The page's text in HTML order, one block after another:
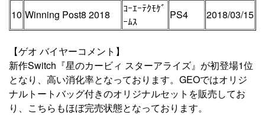
10 Winning Post8 2018
ｺｰｴｰﾃｸﾓｹﾞ
ｰﾑｽ
PS4 2018/03/15
【ゲオ バイヤーコメント】
新作Switch『星のカービィ スターアライズ』が初登場1位
となり、高い消化率となっております。GEOではオリジ
ナルトートバッグ付きのオリジナルセットを販売してお
り、こちらもほぼ完売状態となっております。